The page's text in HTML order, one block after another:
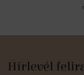
Hírlevél